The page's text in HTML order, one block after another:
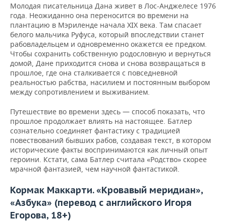
Молодая писательница Дана живет в Лос-Анджелесе 1976
года. Неожиданно она переносится во времени на
плантацию в Мэриленде начала XIX века. Там спасает
белого мальчика Руфуса, который впоследствии станет
рабовладельцем и одновременно окажется ее предком.
Чтобы сохранить собственную родословную и вернуться
домой, Дане приходится снова и снова возвращаться в
прошлое, где она сталкивается с повседневной
реальностью рабства, насилием и постоянным выбором
между сопротивлением и выживанием.
Путешествие во времени здесь — способ показать, что
прошлое продолжает влиять на настоящее. Батлер
сознательно соединяет фантастику с традицией
повествований бывших рабов, создавая текст, в котором
исторические факты воспринимаются как личный опыт
героини. Кстати, сама Батлер считала «Родство» скорее
мрачной фантазией, чем научной фантастикой.
Кормак Маккарти. «Кровавый меридиан»,
«Азбука» (перевод с английского Игоря
Егорова, 18+)